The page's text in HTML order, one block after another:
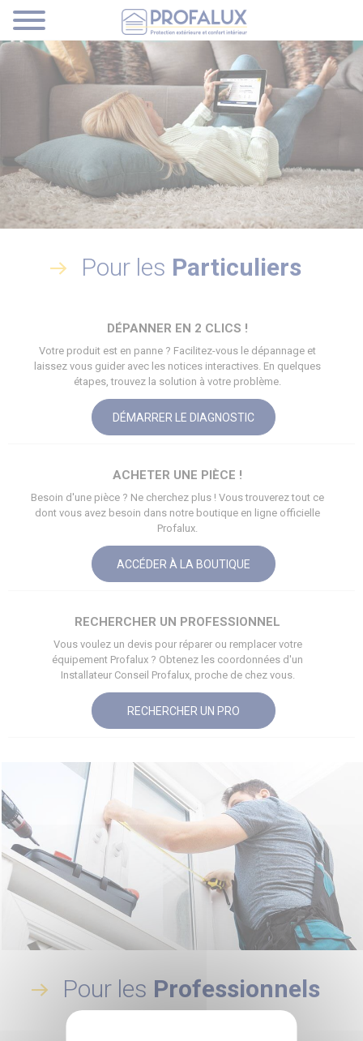
Pour les Particuliers
DÉPANNER EN 2 CLICS !
Votre produit est en panne ? Facilitez-vous le dépannage et
laissez vous guider avec les notices interactives. En quelques
étapes, trouvez la solution à votre problème.
DÉMARRER LE DIAGNOSTIC
ACHETER UNE PIÈCE !
Besoin d'une pièce ? Ne cherchez plus ! Vous trouverez tout ce
dont vous avez besoin dans notre boutique en ligne officielle
Profalux.
ACCÉDER À LA BOUTIQUE
RECHERCHER UN PROFESSIONNEL
Vous voulez un devis pour réparer ou remplacer votre
équipement Profalux ? Obtenez les coordonnées d'un
Installateur Conseil Profalux, proche de chez vous.
RECHERCHER UN PRO
Pour les Professionnels